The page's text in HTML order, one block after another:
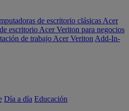
de escritorio clásicas Acer
escritorio Acer Veriton para negocios
de trabajo Acer Veriton Add-In-
Día a día Educación